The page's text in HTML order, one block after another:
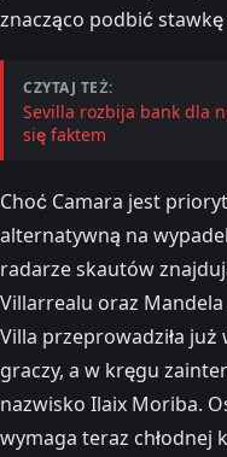
znacząco podbić
CZYTAJ TEŻ:
Sevilla rozbija bank dla
się faktem
Choć Camara jest
alternatywną na
radarze skautów
Villarrealu oraz Mandela
Villa przeprowadziła
graczy, a w kręgu
nazwisko Ilaix Moriba.
wymaga teraz chłodnej